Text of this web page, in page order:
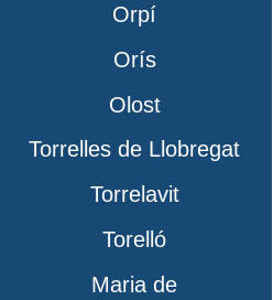
Orpí
Orís
Olost
Torrelles de Llobregat
Torrelavit
Torelló
Maria de